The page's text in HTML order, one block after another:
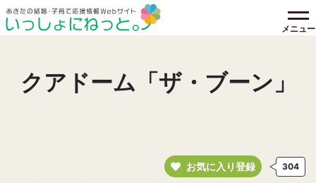
メニュー
クアドーム「ザ・ブーン」
お気に入り登録 304